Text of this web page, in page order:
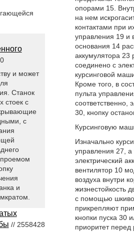
опорами 15.
на нем
контактами при
управления 19 и
основания 14
аккумулятора 23
соединено с
курсинговой
Кроме того, в
пульта
соответственно,
30, кнопку
Курсинговую
Изначально
управления 27, а
электрический
вентилятор 10
воздуха внутри
жизнестойкость
с помощью
прикрепляют
кнопки пуска 30
приоритет перед
и может
Станок
стоек с
с
проемом
и
// 2558428